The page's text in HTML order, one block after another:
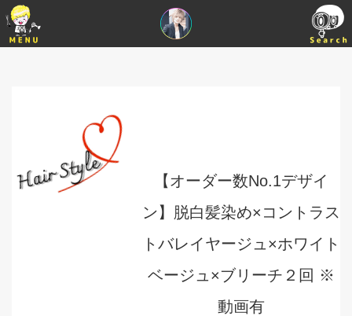
【オーダー数No.1デザイ
ン】脱白髪染め×コントラス
トバレイヤージュ×ホワイト
ベージュ×ブリーチ２回 ※
動画有